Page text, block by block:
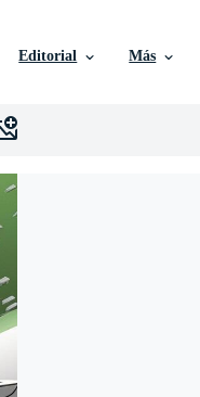
Editorial Más